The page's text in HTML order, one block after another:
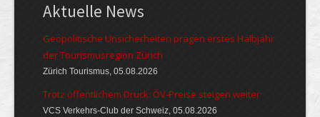
Aktuelle News
Geopolitische Unsicherheiten prägen erstes Halbjahr
der Tourismusregion Zürich
Zürich Tourismus, 05.08.2026
Trotz öffentlichem Druck: ÖV-Preise steigen weiter
VCS Verkehrs-Club der Schweiz, 05.08.2026